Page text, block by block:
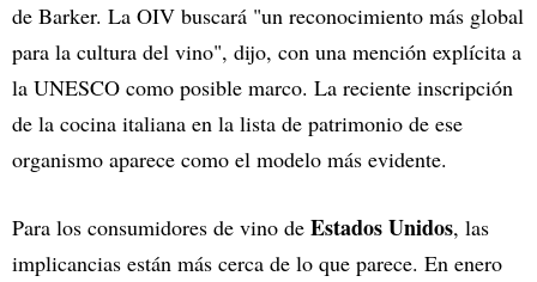
de Barker. La OIV buscará "un reconocimiento más global
para la cultura del vino", dijo, con una mención explícita a
la UNESCO como posible marco. La reciente inscripción
de la cocina italiana en la lista de patrimonio de ese
organismo aparece como el modelo más evidente.
Para los consumidores de vino de Estados Unidos, las
implicancias están más cerca de lo que parece. En enero